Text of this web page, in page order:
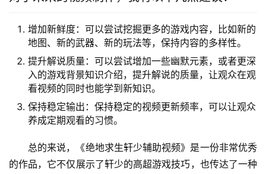
增加新鲜度：可以尝试挖掘更多的游戏内容，比如新的
地图、新的武器、新的玩法等，保持内容的多样性。
提升解说质量：可以尝试增加一些幽默元素，或者更深
入的游戏背景知识介绍，提升解说的质量，让观众在观
看视频的同时也能学到新知识。
保持稳定输出：保持稳定的视频更新频率，可以让观众
养成定期观看的习惯。
总的来说，《绝地求生轩少辅助视频》是一份非常优秀
的作品，它不仅展示了轩少的高超游戏技巧，也传达了一种